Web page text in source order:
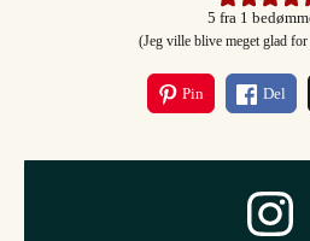
5 fra 1
(Jeg ville blive meget glad
Pin Del